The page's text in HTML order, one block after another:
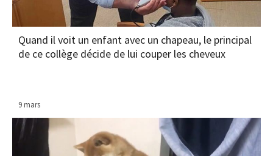
Quand il voit un enfant avec un chapeau, le principal
de ce collège décide de lui couper les cheveux
9 mars